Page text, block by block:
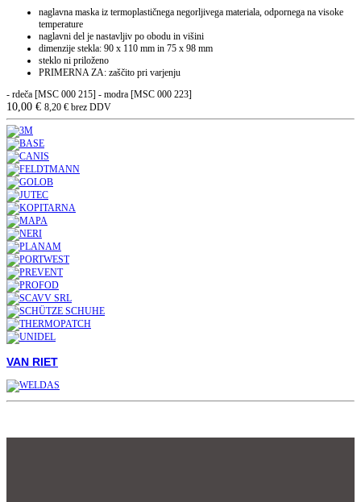
naglavna maska iz termoplastičnega negorljivega materiala, odpornega na visoke
temperature
naglavni del je nastavljiv po obodu in višini
dimenzije stekla: 90 x 110 mm in 75 x 98 mm
steklo ni priloženo
PRIMERNA ZA: zaščito pri varjenju
- rdeča [MSC 000 215] - modra [MSC 000 223]
10,00 € 8,20 € brez DDV
VAN RIET